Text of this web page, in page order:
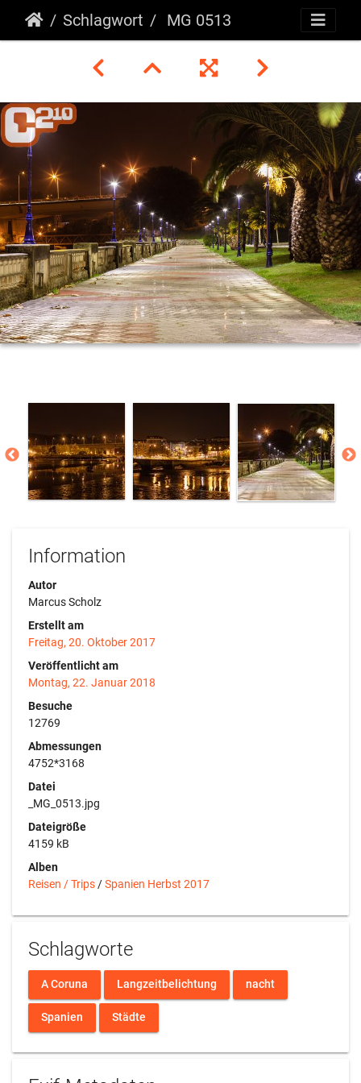
Schlagwort MG 0513
Information
Autor
Marcus Scholz
Erstellt am
Freitag, 20. Oktober 2017
Veröffentlicht am
Montag, 22. Januar 2018
Besuche
12769
Abmessungen
4752*3168
Datei
_MG_0513.jpg
Dateigröße
4159 kB
Alben
Reisen / Trips /Spanien Herbst 2017
Schlagworte
A Coruna Langzeitbelichtung nacht
Spanien Städte